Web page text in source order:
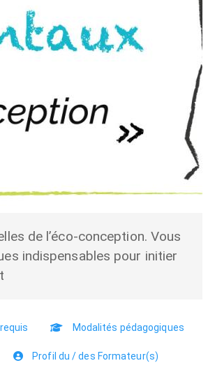
de l’éco-conception. Vous
indispensables pour initier
Modalités pédagogiques
Profil du / des Formateur(s)